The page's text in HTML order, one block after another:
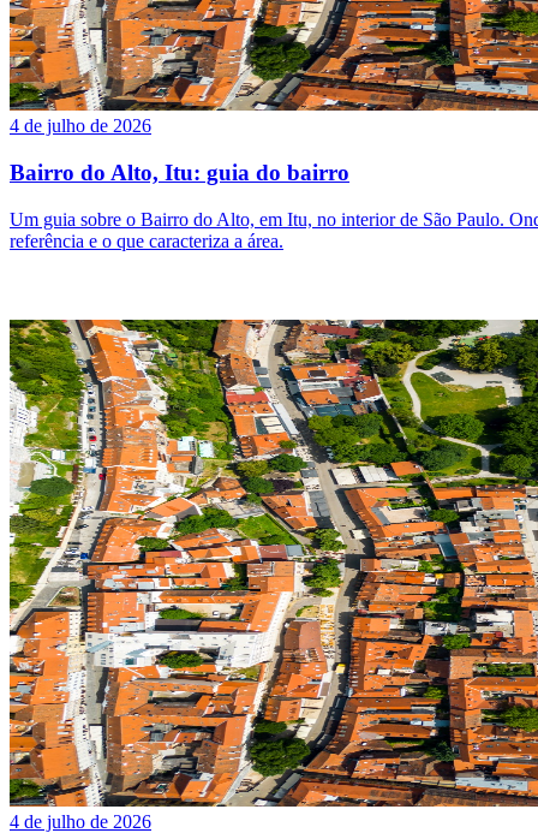
4 de julho de 2026
Bairro do Alto, Itu: guia do bairro
Um guia sobre o Bairro do Alto, em Itu, no interior de São Paulo.
referência e o que caracteriza a área.
4 de julho de 2026